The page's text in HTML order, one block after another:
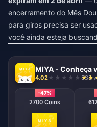
encerramento do Mês
para giros precisa ser
você ainda esteja
4.02 838
-47%
2700 Coins